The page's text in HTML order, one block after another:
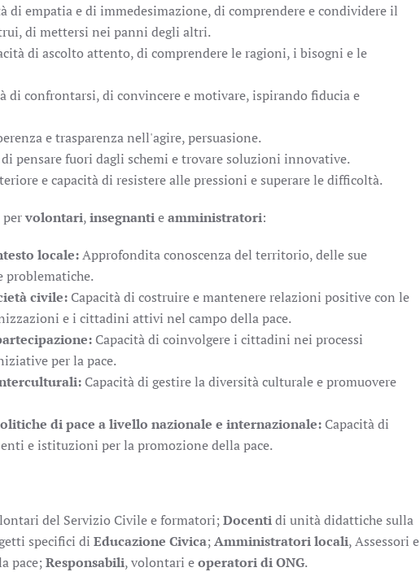
di empatia e di immedesimazione, di comprendere e condividere il
di mettersi nei panni degli altri.
di ascolto attento, di comprendere le ragioni, i bisogni e le
di confrontarsi, di convincere e motivare, ispirando fiducia e
e trasparenza nell'agire, persuasione.
di pensare fuori dagli schemi e trovare soluzioni innovative.
e capacità di resistere alle pressioni e superare le difficoltà.
pervolontari,insegnantieamministratori:
locale:Approfondita conoscenza del territorio, delle sue
problematiche.
civile: Capacità di costruire e mantenere relazioni positive con le
e i cittadini attivi nel campo della pace.
Capacità di coinvolgere i cittadini nei processi
per la pace.
Capacità di gestire la diversità culturale e promuovere
di pace a livello nazionale e internazionale: Capacità di
e istituzioni per la promozione della pace.
del Servizio Civile e formatori;Docentidi unità didattiche sulla
specifici di Educazione Civica;Amministratori locali, Assessori e
pace;Responsabili, volontari eoperatori diONG.